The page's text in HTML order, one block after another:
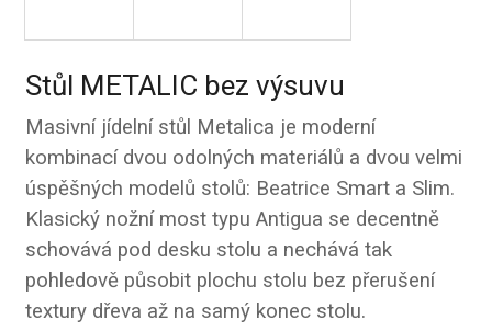
Stůl METALIC bez výsuvu
Masivní jídelní stůl Metalica je moderní
kombinací dvou odolných materiálů a dvou velmi
úspěšných modelů stolů: Beatrice Smart a Slim.
Klasický nožní most typu Antigua se decentně
schovává pod desku stolu a nechává tak
pohledově působit plochu stolu bez přerušení
textury dřeva až na samý konec stolu.